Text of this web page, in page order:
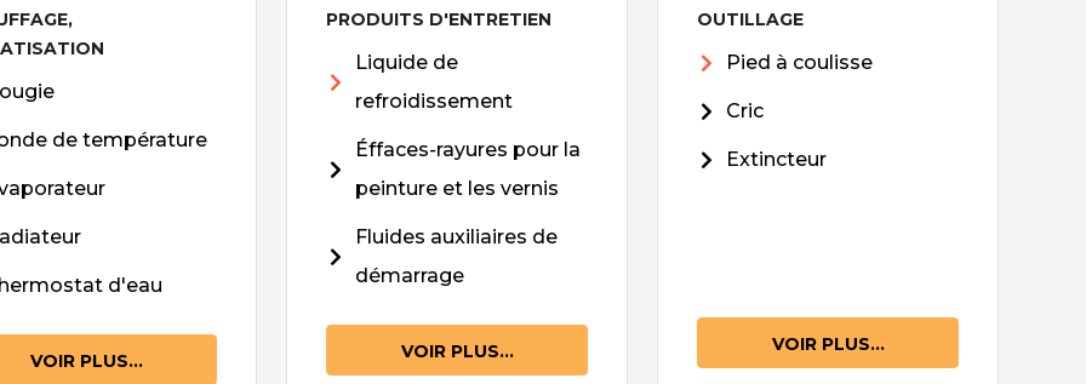
de température
d'eau
VOIR PLUS...
PRODUITS D'ENTRETIEN
Liquide de
refroidissement
Éffaces-rayures pour la
peinture et les vernis
Fluides auxiliaires de
démarrage
VOIR PLUS...
OUTILLAGE
Pied à coulisse
Cric
Extincteur
VOIR PLUS...